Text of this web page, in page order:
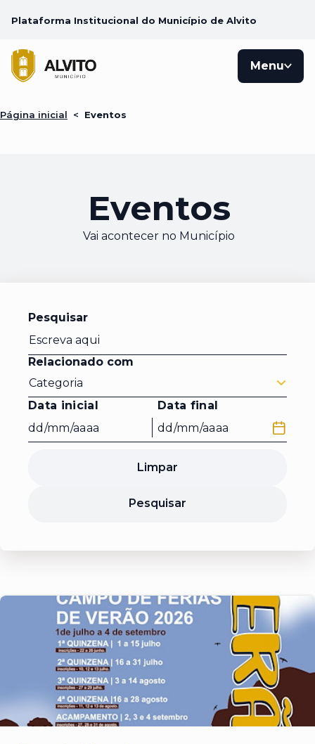
Plataforma Institucional do Município de Alvito
Menu
Página inicial < Eventos
Eventos
Vai acontecer no Município
Pesquisar
Relacionado com
Categoria
Data inicial
Data final
Limpar
Pesquisar